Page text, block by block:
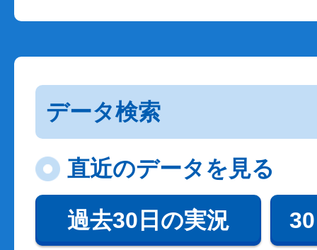
データ検索
直近のデータを見る
過去30日の実況